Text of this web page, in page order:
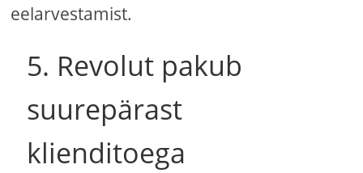
eelarvestamist.
5. Revolut pakub
suurepärast
klienditoega